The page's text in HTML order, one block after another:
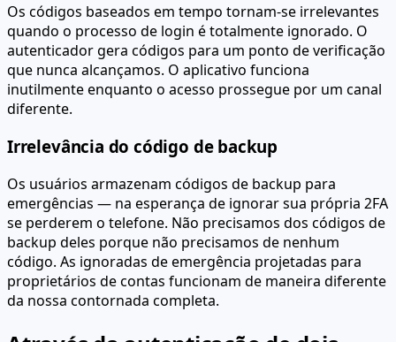
Os códigos baseados em tempo tornam-se irrelevantes
quando o processo de login é totalmente ignorado. O
autenticador gera códigos para um ponto de verificação
que nunca alcançamos. O aplicativo funciona
inutilmente enquanto o acesso prossegue por um canal
diferente.
Irrelevância do código de backup
Os usuários armazenam códigos de backup para
emergências — na esperança de ignorar sua própria 2FA
se perderem o telefone. Não precisamos dos códigos de
backup deles porque não precisamos de nenhum
código. As ignoradas de emergência projetadas para
proprietários de contas funcionam de maneira diferente
da nossa contornada completa.